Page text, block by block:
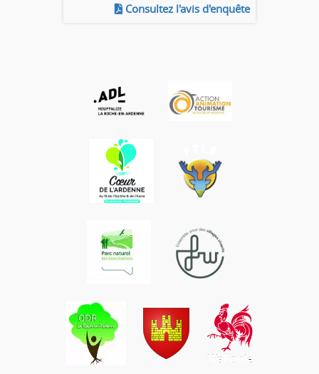
Consultez l'avis d'enquête